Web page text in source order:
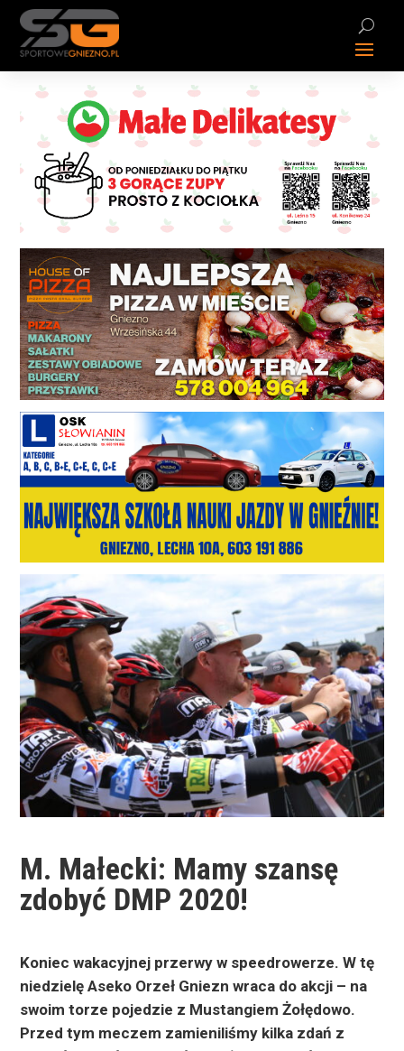
M. Małecki: Mamy szansę
zdobyć DMP 2020!
Koniec wakacyjnej przerwy w speedrowerze. W tę
niedzielę Aseko Orzeł Gniezn wraca do akcji – na
swoim torze pojedzie z Mustangiem Żołędowo.
Przed tym meczem zamieniliśmy kilka zdań z